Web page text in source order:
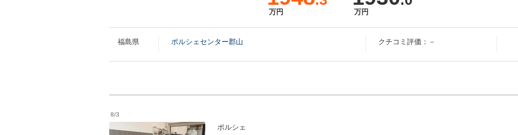
万円 万円
福島県 ポルシェセンター郡山 クチコミ評価：－
8/3
ポルシェ